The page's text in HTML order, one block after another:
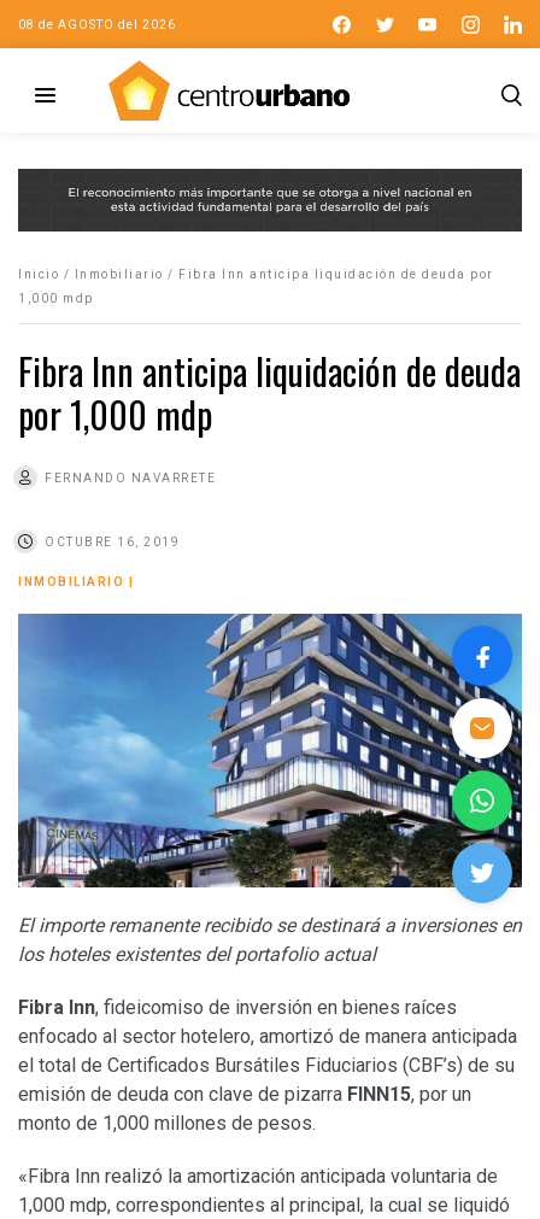
08 de AGOSTO del 2026
Inicio / Inmobiliario /
Fibra Inn anticipa liquidación de deuda por
1,000 mdp
Fibra Inn anticipa liquidación de deuda
por 1,000 mdp
FERNANDO NAVARRETE
OCTUBRE 16, 2019
INMOBILIARIO
El importe remanente recibido se destinará a inversiones en
los hoteles existentes del portafolio actual
Fibra Inn, fideicomiso de inversión en bienes raíces
enfocado al sector hotelero, amortizó de manera anticipada
el total de Certificados Bursátiles Fiduciarios (CBF’s) de su
emisión de deuda con clave de pizarra FINN15, por un
monto de 1,000 millones de pesos.
«Fibra Inn realizó la amortización anticipada voluntaria de
1,000 mdp, correspondientes al principal, la cual se liquidó